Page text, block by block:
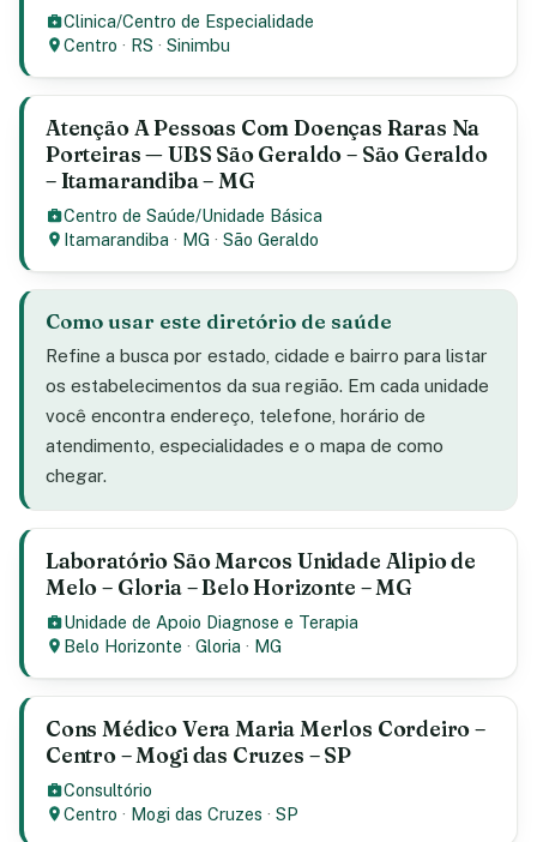
Clinica/Centro de Especialidade
Centro · RS ·Sinimbu
Atenção A Pessoas Com Doenças Raras Na
Porteiras — UBS São Geraldo – São Geraldo
– Itamarandiba – MG
Centro de Saúde/Unidade Básica
Itamarandiba · MG ·São Geraldo
Como usar este diretório de saúde
Refine a busca por estado, cidade e bairro para listar
os estabelecimentos da sua região. Em cada unidade
você encontra endereço, telefone, horário de
atendimento, especialidades e o mapa de como
chegar.
Laboratório São Marcos Unidade Alipio de
Melo – Gloria – Belo Horizonte – MG
Unidade de Apoio Diagnose e Terapia
Belo Horizonte ·Gloria · MG
Cons Médico Vera Maria Merlos Cordeiro –
Centro – Mogi das Cruzes – SP
Consultório
Centro · Mogi das Cruzes ·SP